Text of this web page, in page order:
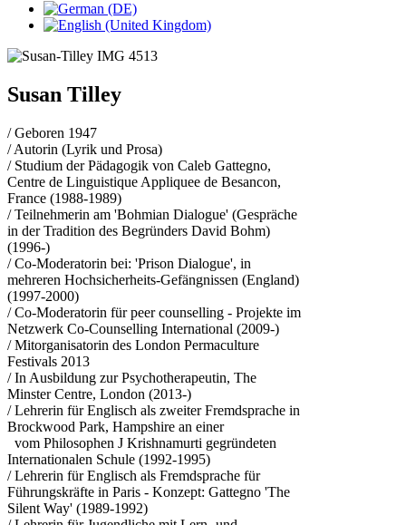
Susan Tilley
/ Geboren 1947
/ Autorin (Lyrik und Prosa)
/ Studium der Pädagogik von Caleb Gattegno,
Centre de Linguistique Appliquee de Besancon,
France (1988-1989)
/ Teilnehmerin am 'Bohmian Dialogue' (Gespräche
in der Tradition des Begründers David Bohm)
(1996-)
/ Co-Moderatorin bei: 'Prison Dialogue', in
mehreren Hochsicherheits-Gefängnissen (England)
(1997-2000)
/ Co-Moderatorin für peer counselling - Projekte im
Netzwerk Co-Counselling International (2009-)
/ Mitorganisatorin des London Permaculture
Festivals 2013
/ In Ausbildung zur Psychotherapeutin, The
Minster Centre, London (2013-)
/ Lehrerin für Englisch als zweiter Fremdsprache in
Brockwood Park, Hampshire an einer
vom Philosophen J Krishnamurti gegründeten
Internationalen Schule (1992-1995)
/ Lehrerin für Englisch als Fremdsprache für
Führungskräfte in Paris - Konzept: Gattegno 'The
Silent Way' (1989-1992)